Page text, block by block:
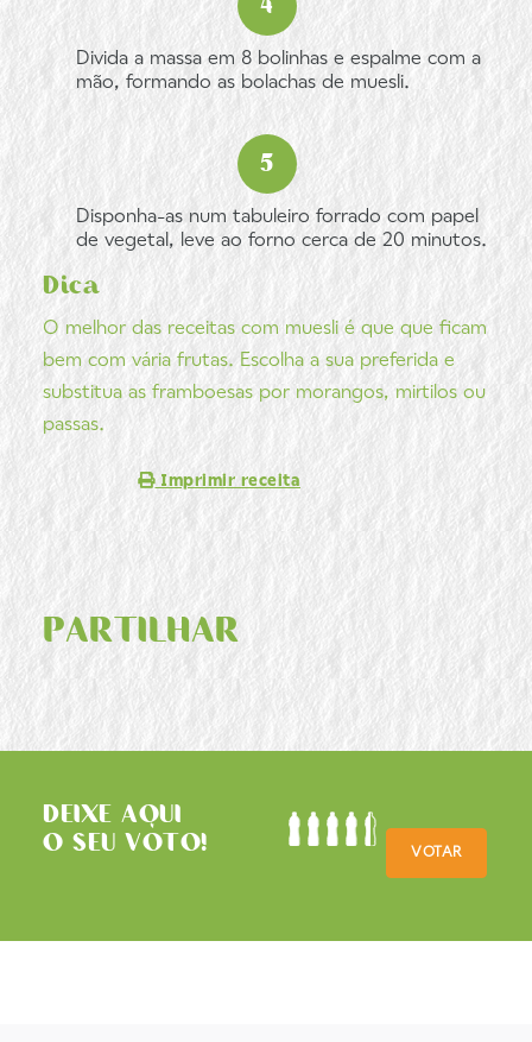
Divida a massa em 8 bolinhas e espalme com a
mão, formando as bolachas de muesli.
Disponha-as num tabuleiro forrado com papel
de vegetal, leve ao forno cerca de 20 minutos.
Dica
O melhor das receitas com muesli é que que ficam
bem com vária frutas. Escolha a sua preferida e
substitua as framboesas por morangos, mirtilos ou
passas.
Imprimir receita
PARTILHAR
DEIXE AQUI
O SEU VOTO!
VOTAR